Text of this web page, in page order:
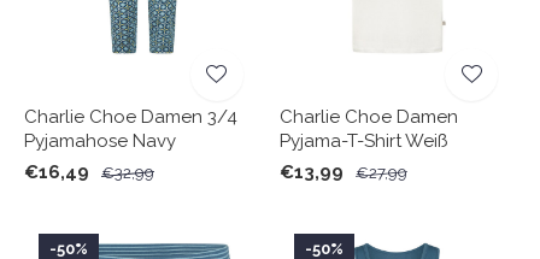
Charlie Choe Damen 3/4
Pyjamahose Navy
€16,49
€32,99
Charlie Choe Damen
Pyjama-T-Shirt Weiß
€13,99
€27,99
-50% -50%